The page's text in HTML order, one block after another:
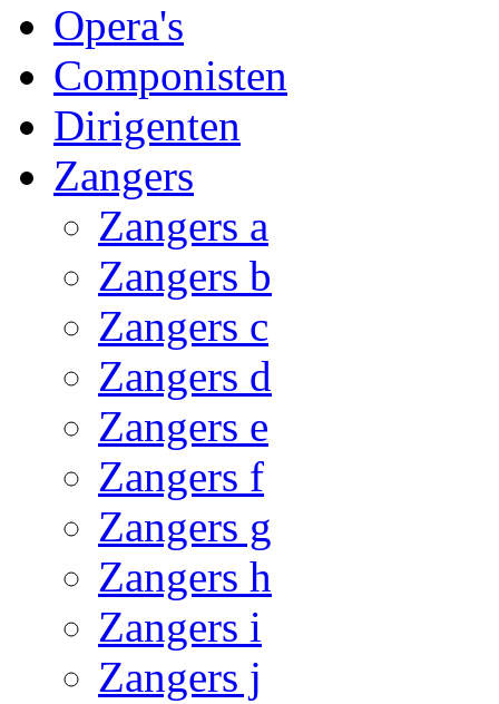
Opera's
Componisten
Dirigenten
Zangers
Zangers a
Zangers b
Zangers c
Zangers d
Zangers e
Zangers f
Zangers g
Zangers h
Zangers i
Zangers j